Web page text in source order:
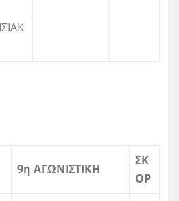
9η ΑΓΩΝΙΣΤΙΚΗ
ΣΚ
ΟΡ